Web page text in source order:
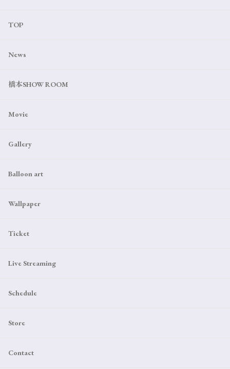
TOP
News
橋本SHOW ROOM
Movie
Gallery
Balloon art
Wallpaper
Ticket
Live Streaming
Schedule
Store
Contact